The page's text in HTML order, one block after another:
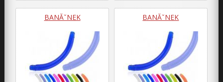
BANĂˇNEK BANĂˇNEK